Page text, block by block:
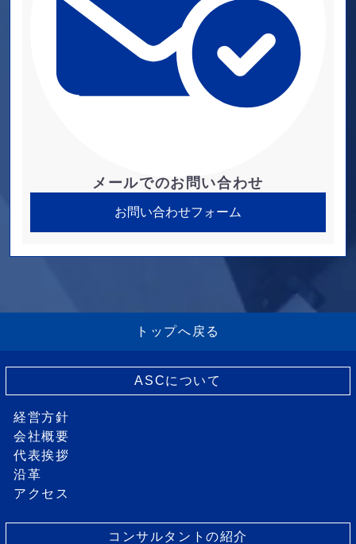
メールでのお問い合わせ
お問い合わせフォーム
トップへ戻る
ASCについて
経営方針
会社概要
代表挨拶
沿革
アクセス
コンサルタントの紹介